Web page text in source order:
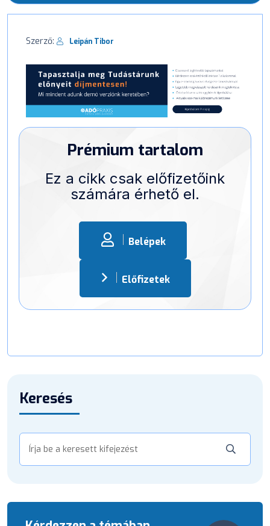
Szerző: Leipán Tibor
Prémium tartalom
Ez a cikk csak előfizetőink
számára érhető el.
Belépek
Előfizetek
Keresés